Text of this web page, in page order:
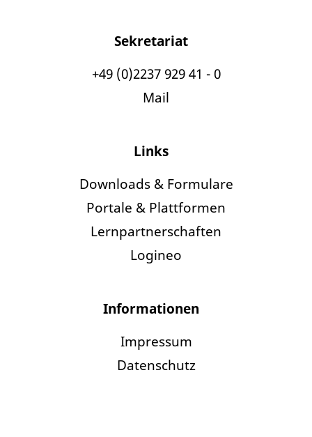
Sekretariat
+49 (0)2237 929 41 - 0
Mail
Links
Downloads & Formulare
Portale & Plattformen
Lernpartnerschaften
Logineo
Informationen
Impressum
Datenschutz